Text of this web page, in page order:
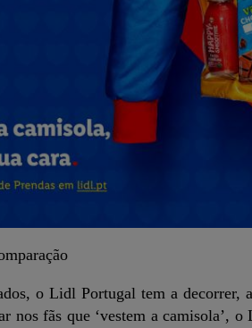
o Lidl Portugal tem a decorrer,
nos fãs que ‘vestem a camisola’,